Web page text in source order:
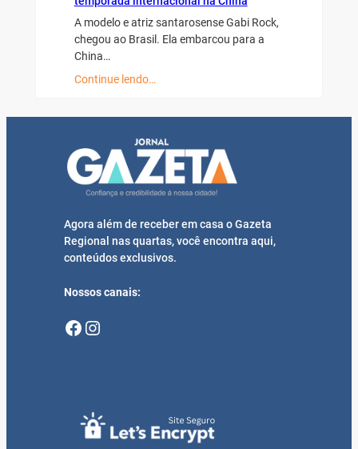
A modelo e atriz santarosense Gabi Rock,
chegou ao Brasil. Ela embarcou para a
China…
Continue lendo…
Agora além de receber em casa o Gazeta
Regional nas quartas, você encontra aqui,
conteúdos exclusivos.
Nossos canais:
Facebook Instagram